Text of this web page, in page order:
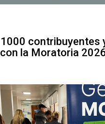
contribuyentes
la Moratoria